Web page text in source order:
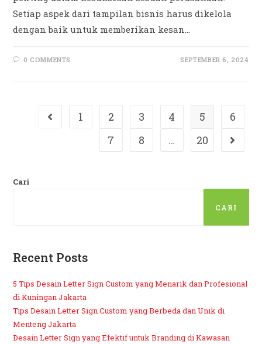
Setiap aspek dari tampilan bisnis harus dikelola
dengan baik untuk memberikan kesan…
0 COMMENTS SEPTEMBER 6, 2024
Go to the previous page
1 2 3 4 5
6
7
8 … 20 Go to
Cari
CARI
Recent Posts
5 Tips Desain Letter Sign Custom yang Menarik dan Profesional
di Kuningan Jakarta
Tips Desain Letter Sign Custom yang Berbeda dan Unik di
Menteng Jakarta
Desain Letter Sign yang Efektif untuk Branding di Kawasan